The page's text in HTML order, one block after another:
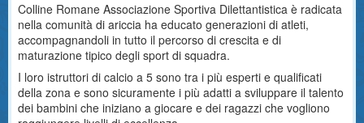
Colline Romane Associazione Sportiva Dilettantistica è radicata
nella comunità di ariccia ha educato generazioni di atleti,
accompagnandoli in tutto il percorso di crescita e di
maturazione tipico degli sport di squadra.
I loro istruttori di calcio a 5 sono tra i più esperti e qualificati
della zona e sono sicuramente i più adatti a sviluppare il talento
dei bambini che iniziano a giocare e dei ragazzi che vogliono